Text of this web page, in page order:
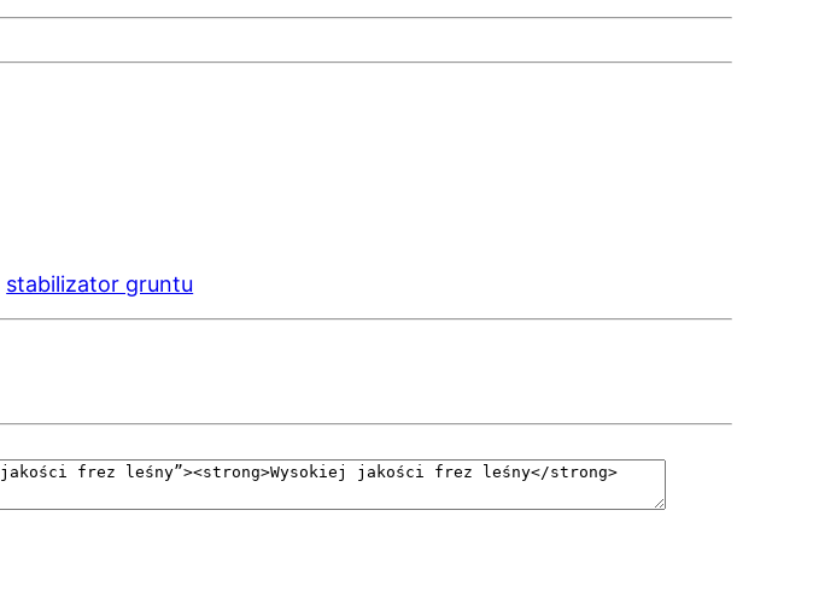
stabilizator gruntu